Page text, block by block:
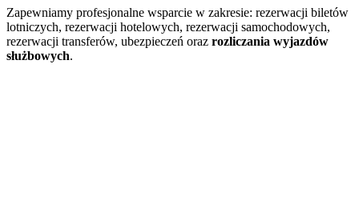
Zapewniamy profesjonalne wsparcie w zakresie: rezerwacji biletów
lotniczych, rezerwacji hotelowych, rezerwacji samochodowych,
rezerwacji transferów, ubezpieczeń oraz rozliczania wyjazdów
służbowych.